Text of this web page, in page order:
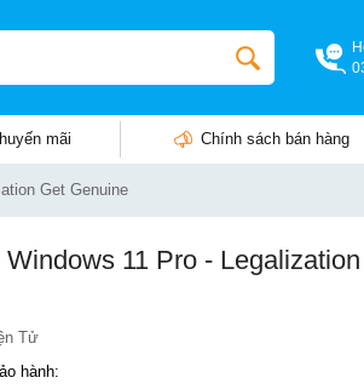
mãi Chính sách bán hàng
Get Genuine
11 Pro -
Tử
hành: